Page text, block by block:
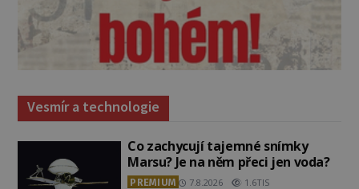
Vesmír a technologie
Co zachycují tajemné snímky
Marsu? Je na něm přeci jen voda?
PREMIUM 7.8.2026 1.6TIS